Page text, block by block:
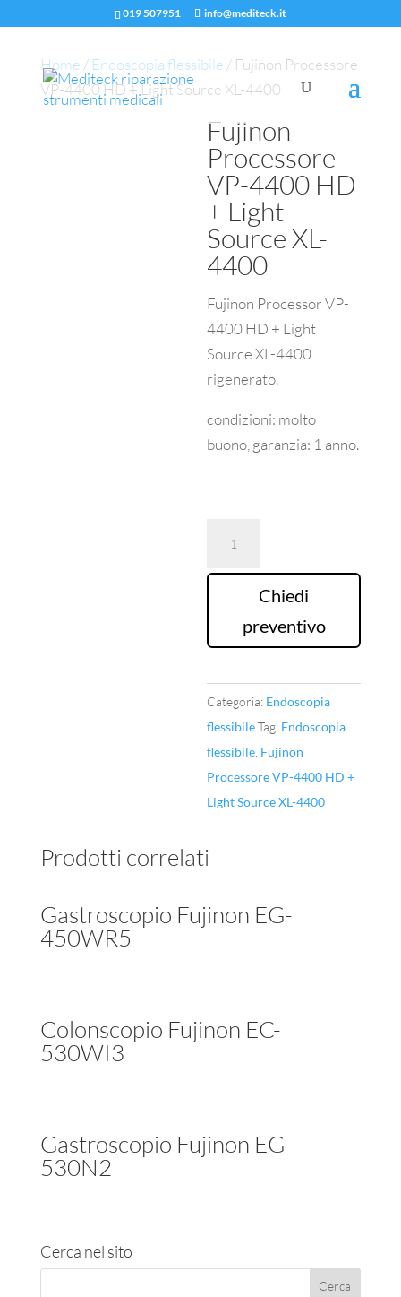
019 507951 info@mediteck.it
Home / Endoscopia flessibile / Fujinon Processore
VP-4400 HD + Light Source XL-4400
Fujinon
Processore
VP-4400 HD
+ Light
Source XL-
4400
Fujinon Processor VP-
4400 HD + Light
Source XL-4400
rigenerato.
condizioni: molto
buono, garanzia: 1 anno.
VP-
Light
Source
XL-
4400
quantità
Chiedi
preventivo
Categoria: Endoscopia
flessibileTag: Endoscopia
flessibile Fujinon
Processore VP-4400 HD +
Light Source XL-4400
Prodotti correlati
Gastroscopio Fujinon EG-
450WR5
Colonscopio Fujinon EC-
530WI3
Gastroscopio Fujinon EG-
530N2
Cerca nel sito